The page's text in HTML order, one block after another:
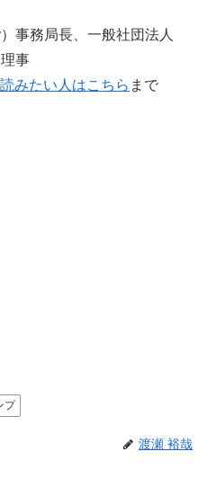
事務局長、一般社団法人
事
みたい人はこちら まで
プ
渡瀬 裕哉